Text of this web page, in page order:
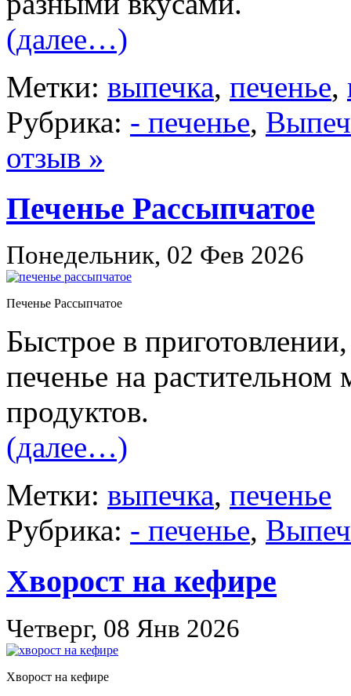
(далее…)
Метки: выпечка, печенье,
Рубрика: - печенье,
отзыв »
Печенье Рассыпчатое
Понедельник, 02 Фев 2026
Печенье Рассыпчатое
Быстрое в
печенье на
продуктов.
(далее…)
Метки: выпечка, печенье
Рубрика: - печенье,
Хворост на кефире
Четверг, 08 Янв 2026
Хворост на кефире